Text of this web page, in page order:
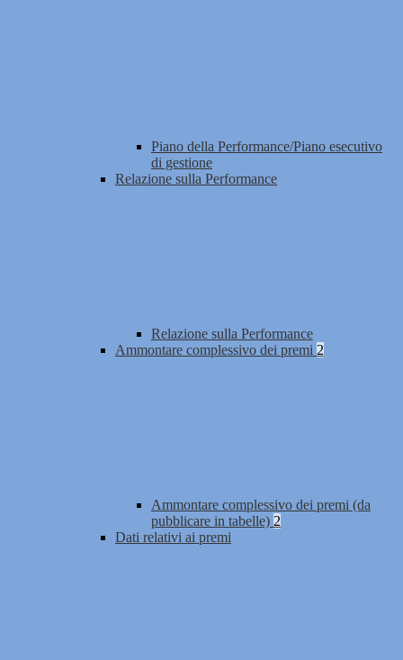
Piano della Performance/Piano esecutivo
di gestione
Relazione sulla Performance
Relazione sulla Performance
Ammontare complessivo dei premi 2
Ammontare complessivo dei premi (da
pubblicare in tabelle) 2
Dati relativi ai premi